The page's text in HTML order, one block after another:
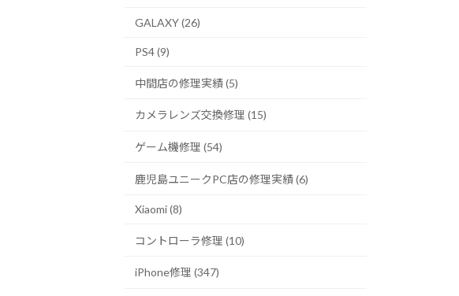
GALAXY (26)
PS4 (9)
中間店の修理実績 (5)
カメラレンズ交換修理 (15)
ゲーム機修理 (54)
鹿児島ユニークPC店の修理実績 (6)
Xiaomi (8)
コントローラ修理 (10)
iPhone修理 (347)